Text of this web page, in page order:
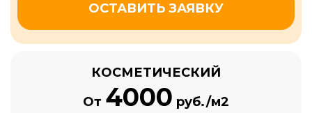
ОСТАВИТЬ ЗАЯВКУ
КОСМЕТИЧЕСКИЙ
От 4000 руб./м2